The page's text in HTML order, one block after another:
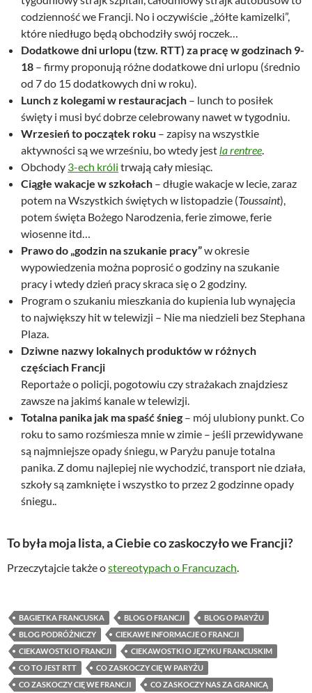
codzienność we Francji. No i oczywiście „żółte kamizelki”,
które niedługo będą obchodziły swój roczek…
Dodatkowe dni urlopu (tzw. RTT) za pracę w godzinach 9-
18 – firmy proponują różne dodatkowe dni urlopu (średnio
od 7 do 15 dodatkowych dni w roku).
Lunch z kolegami w restauracjach – lunch to posiłek
święty i musi być dobrze celebrowany nawet w tygodniu.
Wrzesień to początek roku – zapisy na wszystkie
aktywności są we wrześniu, bo wtedy jest la rentree
Obchody 3-ech króli trwają cały miesiąc.
Ciągłe wakacje w szkołach – długie wakacje w lecie, zaraz
potem na Wszystkich świętych w listopadzie (Toussaint),
potem święta Bożego Narodzenia, ferie zimowe, ferie
wiosenne itd…
Prawo do „godzin na szukanie pracy”w okresie
wypowiedzenia można poprosić o godziny na szukanie
pracy i wtedy dzień pracy skraca się o 2 godziny.
Program o szukaniu mieszkania do kupienia lub wynajęcia
to największy hit w telewizji – Nie ma niedzieli bez Stephana
Plaza.
Dziwne nazwy lokalnych produktów w różnych
częściach Francji
Reportaże o policji, pogotowiu czy strażakach znajdziesz
zawsze na jakimś kanale w telewizji.
Totalna panika jak ma spaść śnieg – mój ulubiony punkt. Co
roku to samo rozśmiesza mnie w zimie – jeśli przewidywane
są najmniejsze opady śniegu, w Paryżu panuje totalna
panika. Z domu najlepiej nie wychodzić, transport nie działa,
szkoły są zamknięte i wszystko to przez 2 godzinne opady
śniegu..
To była moja lista, a Ciebie co zaskoczyło we Francji?
Przeczytajcie także ostereotypach o Francuzach
BAGIETKA FRANCUSKA BLOG O FRANCJI
BLOG O PARYŻU
BLOG PODRÓŻNICZY
CIEKAWE INFORMACJE O FRANCJI
CIEKAWOSTKI O FRANCJI
CIEKAWOSTKI O JĘZYKU FRANCUSKIM
CO TO JEST RTT
CO ZASKOCZY CIĘ W PARYŻU
CO ZASKOCZY CIĘ WE FRANCJI
CO ZASKOCZY NAS ZA GRANICĄ